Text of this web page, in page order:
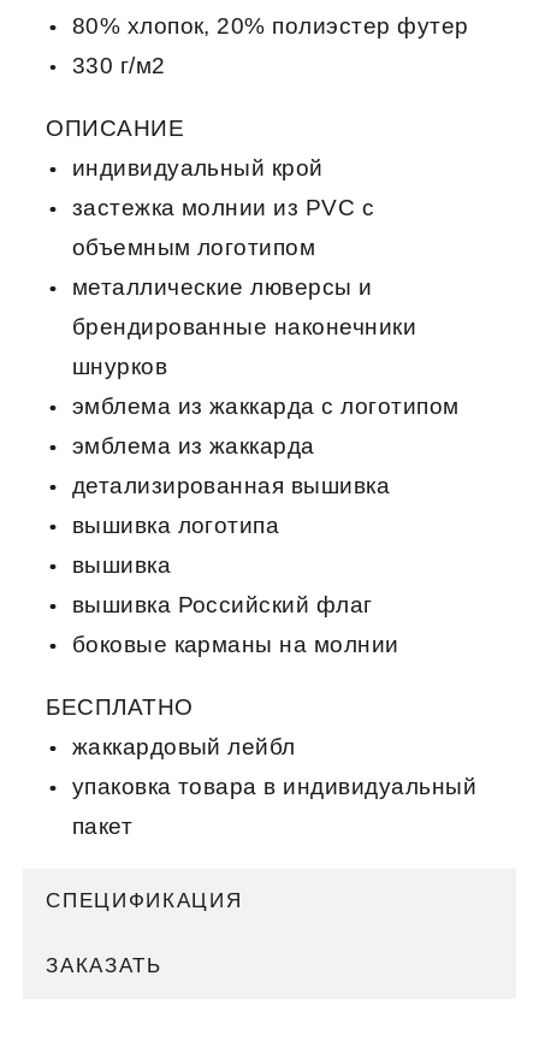
80% хлопок, 20% полиэстер футер
330 г/м2
ОПИСАНИЕ
индивидуальный крой
застежка молнии из PVC c
объемным логотипом
металлические люверсы и
брендированные наконечники
шнурков
эмблема из жаккарда с логотипом
эмблема из жаккарда
детализированная вышивка
вышивка логотипа
вышивка
вышивка Российский флаг
боковые карманы на молнии
БЕСПЛАТНО
жаккардовый лейбл
упаковка товара в индивидуальный
пакет
СПЕЦИФИКАЦИЯ
ЗАКАЗАТЬ